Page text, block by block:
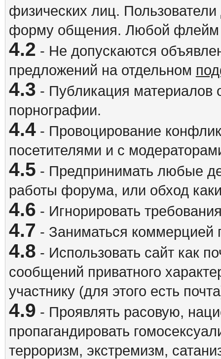
физических лиц.
форму общения. Любой флейм
4.2 - Не допускаются
предложений на отдельном
4.3 - Публикация материалов
порнографии.
4.4- Провоцирование
посетителями и с
4.5 - Предпринимать любые
работы форума, или обход
4.6 - Игнорировать
4.7 - Заниматься коммерцией
4.8 - Использовать сайт как
сообщений приватного
участнику (для этого есть
4.9 - Проявлять расовую,
пропагандировать
терроризм, экстремизм,